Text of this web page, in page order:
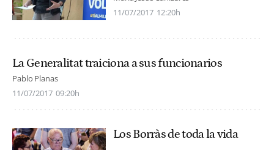
11/07/2017 12:20h
La Generalitat traiciona a sus funcionarios
Pablo Planas
11/07/2017 09:20h
Los Borràs de toda la vida